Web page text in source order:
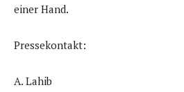
einer Hand.
Pressekontakt:
A. Lahib